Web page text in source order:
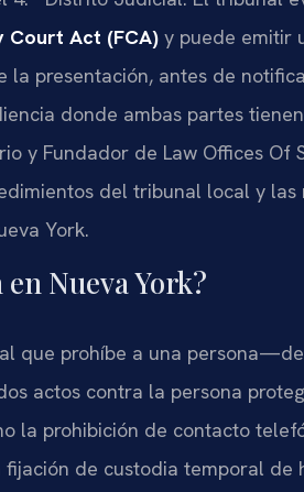
Court Act (FCA) y puede emitir
la presentación, antes de
donde ambas partes
y Fundador de Law Offices Of
del tribunal local y las
York.
Nueva York?
que prohíbe a una
actos contra la persona
la prohibición de contacto
de custodia temporal de